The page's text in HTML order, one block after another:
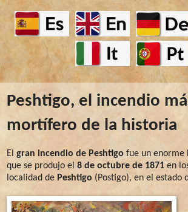
Peshtigo, el incendio
mortífero de la historia
El gran incendio de Peshtigo fue un enorme
que se produjo el 8 de octubre de 1871 en
localidad de Peshtigo (Postigo), en el estado